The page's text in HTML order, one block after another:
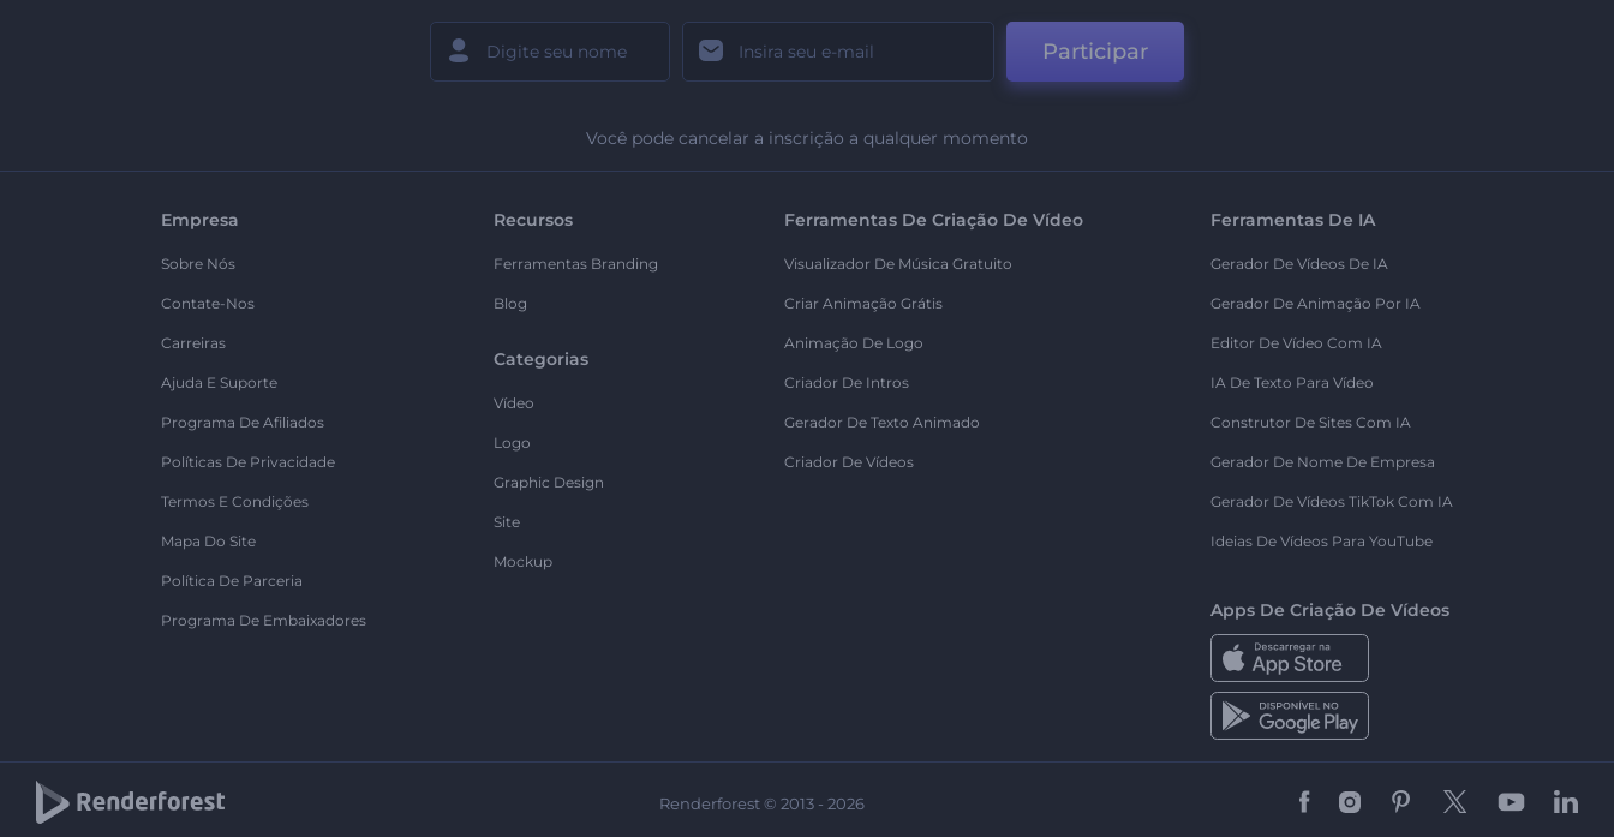
Participar
Você pode cancelar a inscrição a qualquer momento
Empresa
Sobre Nós
Contate-Nos
Carreiras
Ajuda E Suporte
Programa De Afiliados
Políticas De Privacidade
Termos E Condições
Mapa Do Site
Política De Parceria
Programa De Embaixadores
Recursos
Ferramentas Branding
Blog
Categorias
Vídeo
Logo
Graphic Design
Site
Mockup
Ferramentas De Criação De Vídeo
Visualizador De Música Gratuito
Criar Animação Grátis
Animação De Logo
Criador De Intros
Gerador De Texto Animado
Criador De Vídeos
Ferramentas De IA
Gerador De Vídeos De IA
Gerador De Animação Por IA
Editor De Vídeo Com IA
IA De Texto Para Vídeo
Construtor De Sites Com IA
Gerador De Nome De Empresa
Gerador De Vídeos TikTok Com IA
Ideias De Vídeos Para YouTube
Apps De Criação De Vídeos
Renderforest © 2013 - 2026